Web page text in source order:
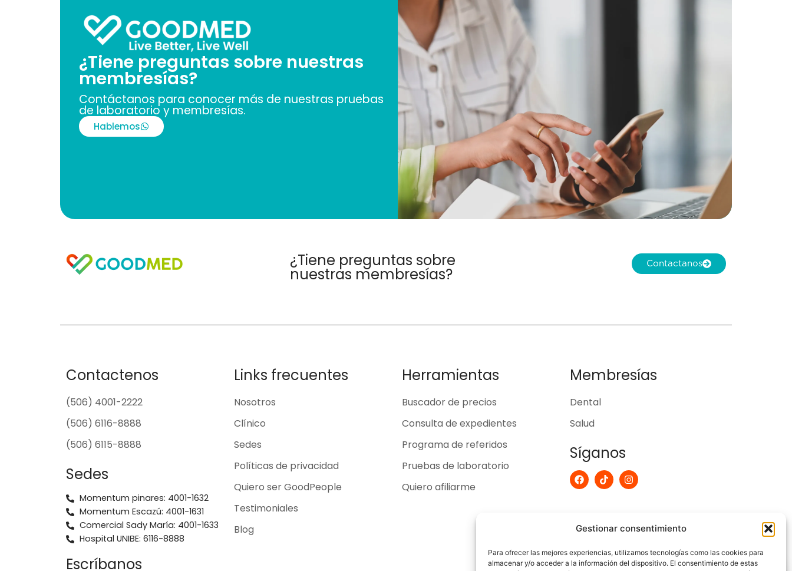
Gestionar consentimiento
Para ofrecer las mejores experiencias, utilizamos tecnologías como las cookies para
almacenar y/o acceder a la información del dispositivo. El consentimiento de estas
¿Tiene preguntas sobre nuestras
membresías?
Contáctanos para conocer más de nuestras pruebas
de laboratorio y membresías.
Hablemos
¿Tiene preguntas sobre
nuestras membresías?
Contactanos
Contactenos
(506) 4001-2222
(506) 6116-8888
(506) 6115-8888
Sedes
Momentum pinares: 4001-1632
Momentum Escazú: 4001-1631
Comercial Sady María: 4001-1633
Hospital UNIBE: 6116-8888
Escríbanos
Links frecuentes
Nosotros
Clínico
Sedes
Políticas de privacidad
Quiero ser GoodPeople
Testimoniales
Blog
Herramientas
Buscador de precios
Consulta de expedientes
Programa de referidos
Pruebas de laboratorio
Quiero afiliarme
Membresías
Dental
Salud
Síganos
F
a
o
T
i
I
n
r
m